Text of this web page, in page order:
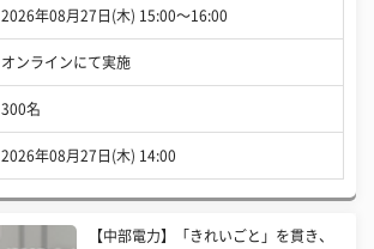
2026年08月27日(木) 15:00〜16:00
オンラインにて実施
300名
2026年08月27日(木) 14:00
【中部電力】「きれいごと」を貫き、